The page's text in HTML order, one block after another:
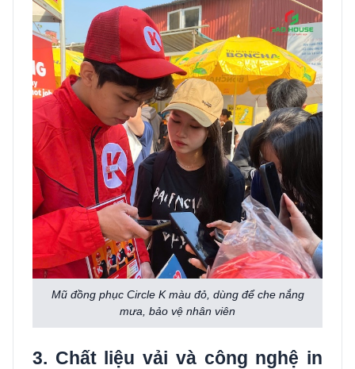
Mũ đồng phục Circle K màu đỏ, dùng để che nắng
mưa, bảo vệ nhân viên
3. Chất liệu vải và công nghệ in